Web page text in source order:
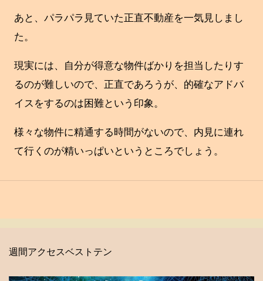
あと、パラパラ見ていた正直不動産を一気見しまし
た。
現実には、自分が得意な物件ばかりを担当したりす
るのが難しいので、正直であろうが、的確なアドバ
イスをするのは困難という印象。
様々な物件に精通する時間がないので、内見に連れ
て行くのが精いっぱいというところでしょう。
週間アクセスベストテン